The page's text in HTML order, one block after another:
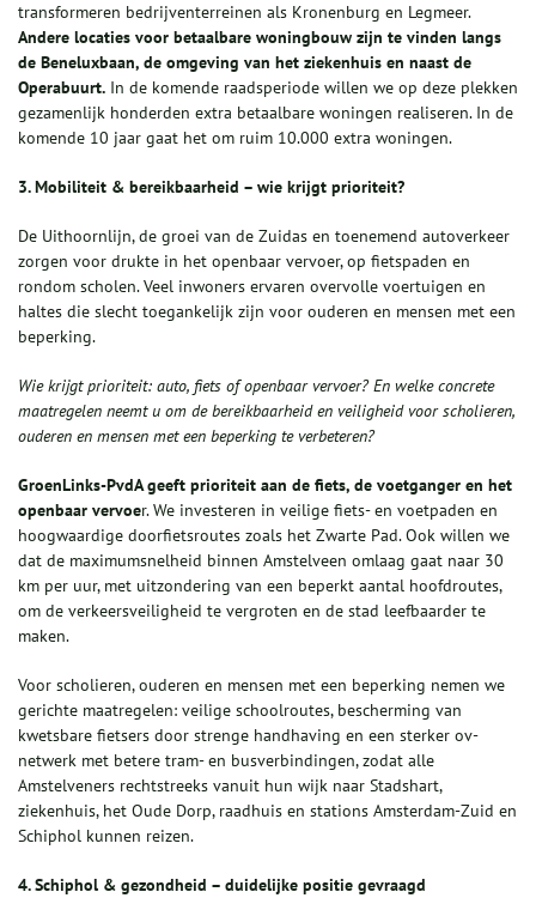
transformeren bedrijventerreinen als Kronenburg en Legmeer.
Andere locaties voor betaalbare woningbouw zijn te vinden langs
de Beneluxbaan, de omgeving van het ziekenhuis en naast de
Operabuurt. In de komende raadsperiode willen we op deze plekken
gezamenlijk honderden extra betaalbare woningen realiseren. In de
komende 10 jaar gaat het om ruim 10.000 extra woningen.
3. Mobiliteit & bereikbaarheid – wie krijgt prioriteit?
De Uithoornlijn, de groei van de Zuidas en toenemend autoverkeer
zorgen voor drukte in het openbaar vervoer, op fietspaden en
rondom scholen. Veel inwoners ervaren overvolle voertuigen en
haltes die slecht toegankelijk zijn voor ouderen en mensen met een
beperking.
Wie krijgt prioriteit: auto, fiets of openbaar vervoer? En welke concrete
maatregelen neemt u om de bereikbaarheid en veiligheid voor scholieren,
ouderen en mensen met een beperking te verbeteren?
GroenLinks-PvdA geeft prioriteit aan de fiets, de voetganger en het
openbaar vervoer. We investeren in veilige fiets- en voetpaden en
hoogwaardige doorfietsroutes zoals het Zwarte Pad. Ook willen we
dat de maximumsnelheid binnen Amstelveen omlaag gaat naar 30
km per uur, met uitzondering van een beperkt aantal hoofdroutes,
om de verkeersveiligheid te vergroten en de stad leefbaarder te
maken.
Voor scholieren, ouderen en mensen met een beperking nemen we
gerichte maatregelen: veilige schoolroutes, bescherming van
kwetsbare fietsers door strenge handhaving en een sterker ov-
netwerk met betere tram- en busverbindingen, zodat alle
Amstelveners rechtstreeks vanuit hun wijk naar Stadshart,
ziekenhuis, het Oude Dorp, raadhuis en stations Amsterdam-Zuid en
Schiphol kunnen reizen.
4. Schiphol & gezondheid – duidelijke positie gevraagd